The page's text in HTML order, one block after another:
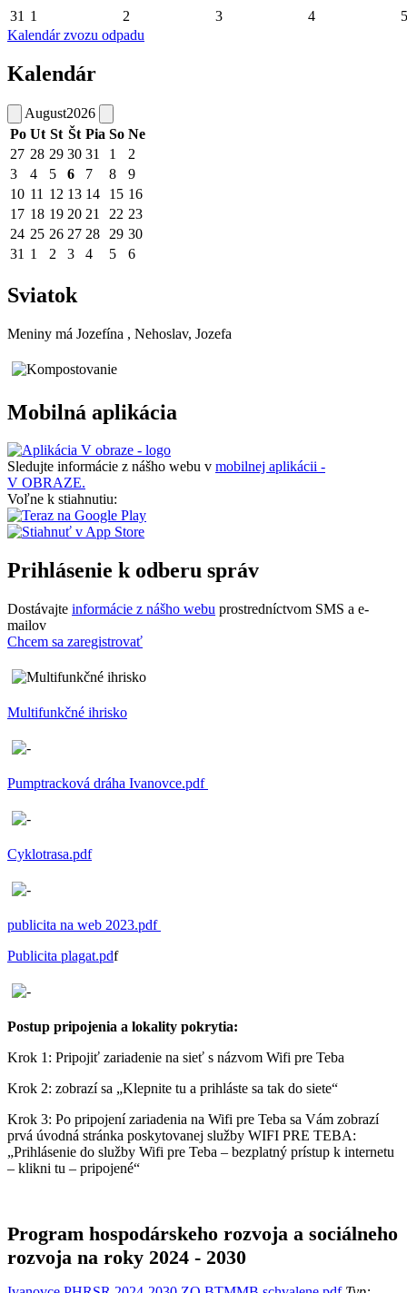
31 1 2 3 4
5
Kalendár zvozu odpadu
Kalendár
August2026
Po Ut St Št Pia So Ne
27 28 29 30 31 1
2
3
4 5 6 7 8
9
10 11 12 13 14 15 16
17 18 19 20 21 22 23
24 25 26 27 28 29 30
31 1 2 3 4 5 6
Sviatok
Meniny má Jozefína , Nehoslav, Jozefa
Mobilná aplikácia
Sledujte informácie z nášho webu v mobilnej aplikácii -
V OBRAZE.
Voľne k stiahnutiu:
Prihlásenie k odberu správ
Dostávajte informácie z nášho webu prostredníctvom SMS a e-
mailov
Chcem sa zaregistrovať
Multifunkčné ihrisko
Pumptracková dráha Ivanovce.pdf
Cyklotrasa.pdf
publicita na web 2023.pdf
Publicita plagat.pdf
Postup pripojenia a lokality pokrytia:
Krok 1: Pripojiť zariadenie na sieť s názvom Wifi pre Teba
Krok 2: zobrazí sa „Klepnite tu a prihláste sa tak do siete“
Krok 3: Po pripojení zariadenia na Wifi pre Teba sa Vám zobrazí
prvá úvodná stránka poskytovanej služby WIFI PRE TEBA:
„Prihlásenie do služby Wifi pre Teba – bezplatný prístup k internetu
– klikni tu – pripojené“
Program hospodárskeho rozvoja a sociálneho
rozvoja na roky 2024 - 2030